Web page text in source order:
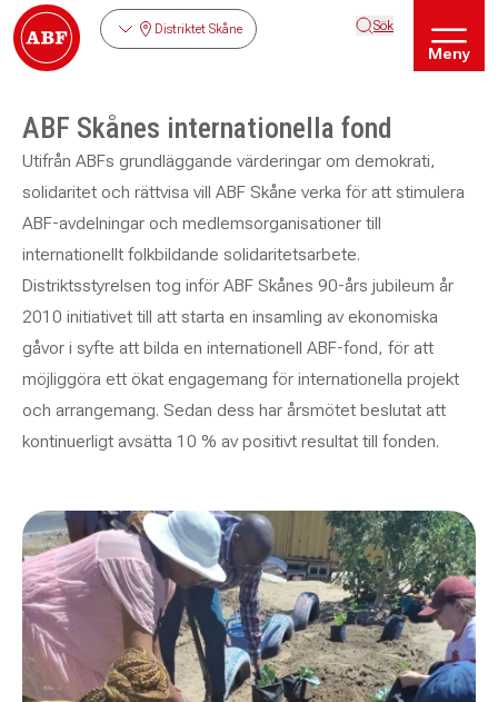
Distriktet Skåne Sök
Meny
ABF Skånes internationella fond
Utifrån ABFs grundläggande värderingar om demokrati,
solidaritet och rättvisa vill ABF Skåne verka för att stimulera
ABF-avdelningar och medlemsorganisationer till
internationellt folkbildande solidaritetsarbete.
Distriktsstyrelsen tog inför ABF Skånes 90-års jubileum år
2010 initiativet till att starta en insamling av ekonomiska
gåvor i syfte att bilda en internationell ABF-fond, för att
möjliggöra ett ökat engagemang för internationella projekt
och arrangemang. Sedan dess har årsmötet beslutat att
kontinuerligt avsätta 10 % av positivt resultat till fonden.